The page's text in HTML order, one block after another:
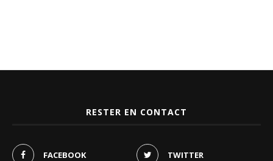
RESTER EN CONTACT
FACEBOOK TWITTER